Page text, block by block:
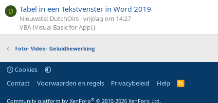
D Tabel in een Tekstvenster in Word 2019
Nieuwste: DutchOirs vrijdag om 14:27
VBA (Visual Basic for Appl.)
Foto- Video- Geluidbewerking
Cookies
Contact
Voorwaarden en regels Privacybeleid Help
R
Community platform by XenForo® © 2010-2026 XenForo Ltd.